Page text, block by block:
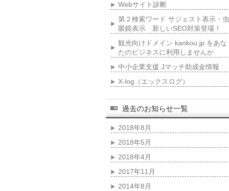
Webサイト診断
第２検索ワード サジェスト表示・虫
眼鏡表示 新しいSEO対策登場！
観光向けドメイン kankou.jp をあな
たのビジネスに利用しませんか
中小企業支援 Jマッチ助成金情報
X-log（エックスログ）
過去のお知らせ一覧
2018年8月
2018年5月
2018年4月
2017年11月
2014年8月